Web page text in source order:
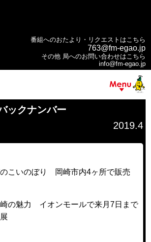
番組へのおたより・リクエストはこちら
763@fm-egao.jp
その他 局へのお問い合わせはこちら
info@fm-egao.jp
ックナンバー
2019.4
こいのぼり 岡崎市内4ヶ所で販売
の魅力 イオンモールで来月7日まで